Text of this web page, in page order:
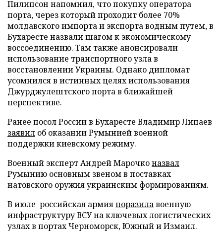
Пилипсон напомнил, что покупку оператора
порта, через который проходит более 70%
молдавского импорта и экспорта водным путем, в
Бухаресте назвали шагом к экономическому
воссоединению. Там также анонсировали
использование транспортного узла в
восстановлении Украины. Однако дипломат
усомнился в истинных целях использования
Джурджулештского порта в ближайшей
перспективе.
Ранее посол России в Бухаресте Владимир Липаев
заявил об оказании Румынией военной
поддержки киевскому режиму.
Военный эксперт Андрей Марочконазвал
Румынию основным звеном в поставках
натовского оружия украинским формированиям.
В июле российская армияпоразилавоенную
инфраструктуру ВСУ на ключевых логистических
узлах в портах Черноморск, Южный и Измаил.